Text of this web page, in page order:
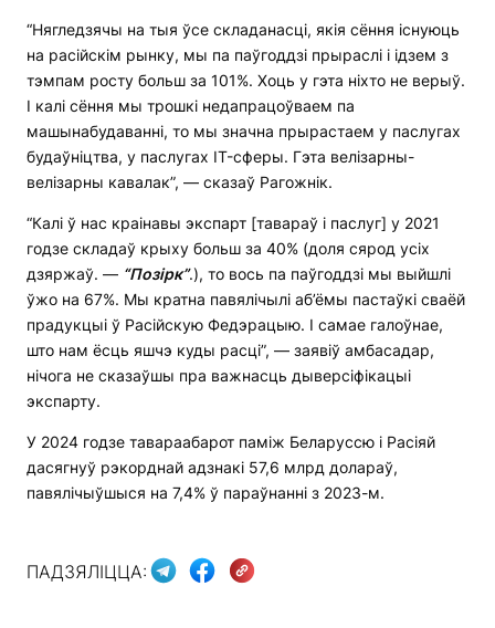
“Нягледзячы на тыя ўсе складанасці, якія сёння існуюць
на расійскім рынку, мы па паўгоддзі прыраслі і ідзем з
тэмпам росту больш за 101%. Хоць у гэта ніхто не верыў.
І калі сёння мы трошкі недапрацоўваем па
машынабудаванні, то мы значна прырастаем у паслугах
будаўніцтва, у паслугах IT-сферы. Гэта велізарны-
велізарны кавалак”, — сказаў Рагожнік.
“Калі ў нас краінавы экспарт [тавараў і паслуг] у 2021
годзе складаў крыху больш за 40% (доля сярод усіх
дзяржаў. — “Позірк”.), то вось па паўгоддзі мы выйшлі
ўжо на 67%. Мы кратна павялічылі аб’ёмы пастаўкі сваёй
прадукцыі ў Расійскую Федэрацыю. І самае галоўнае,
што нам ёсць яшчэ куды расці”, — заявіў амбасадар,
нічога не сказаўшы пра важнасць дыверсіфікацыі
экспарту.
У 2024 годзе тавараабарот паміж Беларуссю і Расіяй
дасягнуў рэкорднай адзнакі 57,6 млрд долараў,
павялічыўшыся на 7,4% ў параўнанні з 2023-м.
ПАДЗЯЛІЦЦА: